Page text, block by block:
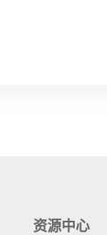
资源中心